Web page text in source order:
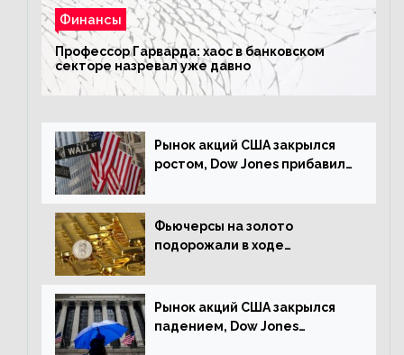
Финансы
Профессор Гарварда: хаос в банковском
секторе назревал уже давно
Рынок акций США закрылся
ростом, Dow Jones прибавил
Фьючерсы на золото
подорожали в ходе
Рынок акций США закрылся
падением, Dow Jones